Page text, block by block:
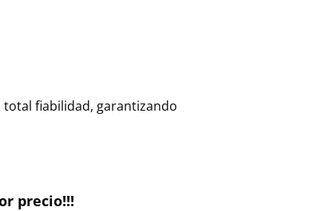
total fiabilidad, garantizando
precio!!!